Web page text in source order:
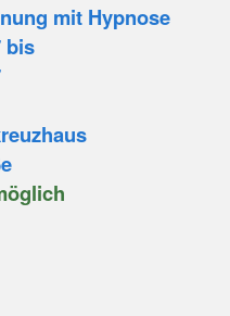
mit Hypnose
bis